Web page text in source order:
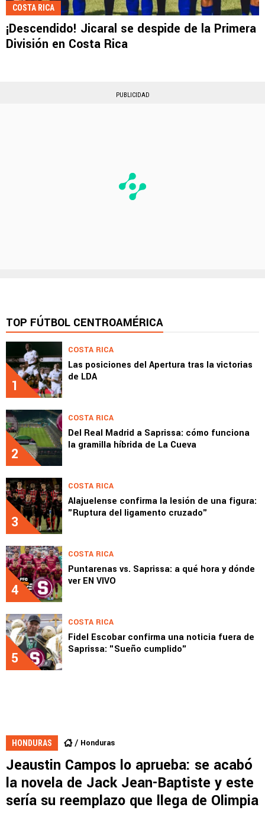
COSTA RICA
¡Descendido! Jicaral se despide de la Primera
División en Costa Rica
PUBLICIDAD
TOP FÚTBOL CENTROAMÉRICA
1
COSTA RICA
Las posiciones del Apertura tras la victorias
de LDA
2
COSTA RICA
Del Real Madrid a Saprissa: cómo funciona
la gramilla híbrida de La Cueva
3
COSTA RICA
Alajuelense confirma la lesión de una figura:
"Ruptura del ligamento cruzado"
4
COSTA RICA
Puntarenas vs. Saprissa: a qué hora y dónde
ver EN VIVO
5
COSTA RICA
Fidel Escobar confirma una noticia fuera de
Saprissa: "Sueño cumplido"
HONDURAS Honduras
Jeaustin Campos lo aprueba: se acabó
la novela de Jack Jean-Baptiste y este
sería su reemplazo que llega de Olimpia